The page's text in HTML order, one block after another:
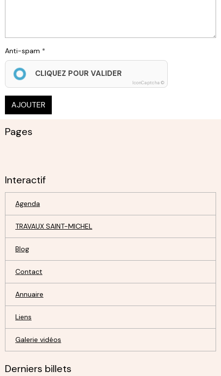
Anti-spam
CLIQUEZ POUR VALIDER
IconCaptcha ©
AJOUTER
Pages
Interactif
Agenda
TRAVAUX SAINT-MICHEL
Blog
Contact
Annuaire
Liens
Galerie vidéos
Derniers billets